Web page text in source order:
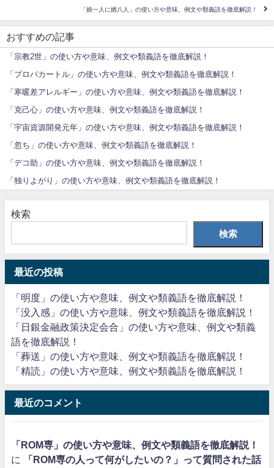
「娘一人に婿八人」の使い方や意味、例文や類義語を徹底解説！
おすすめの記事
「宗教2世」の使い方や意味、例文や類義語を徹底解説！
「プロバカートル」の使い方や意味、例文や類義語を徹底解説！
「寒暖差アレルギー」の使い方や意味、例文や類義語を徹底解説！
「克己心」の使い方や意味、例文や類義語を徹底解説！
「宇宙資源開発元年」の使い方や意味、例文や類義語を徹底解説！
「忽ち」の使い方や意味、例文や類義語を徹底解説！
「デコ助」の使い方や意味、例文や類義語を徹底解説！
「独りよがり」の使い方や意味、例文や類義語を徹底解説！
検索
検索
最近の投稿
「明度」の使い方や意味、例文や類義語を徹底解説！
「没入感」の使い方や意味、例文や類義語を徹底解説！
「日銀金融政策決定会合」の使い方や意味、例文や類義
語を徹底解説！
「葬送」の使い方や意味、例文や類義語を徹底解説！
「精読」の使い方や意味、例文や類義語を徹底解説！
最近のコメント
「ROM専」の使い方や意味、例文や類義語を徹底解説！
に
「ROM専の人って何がしたいの？」って質問された話